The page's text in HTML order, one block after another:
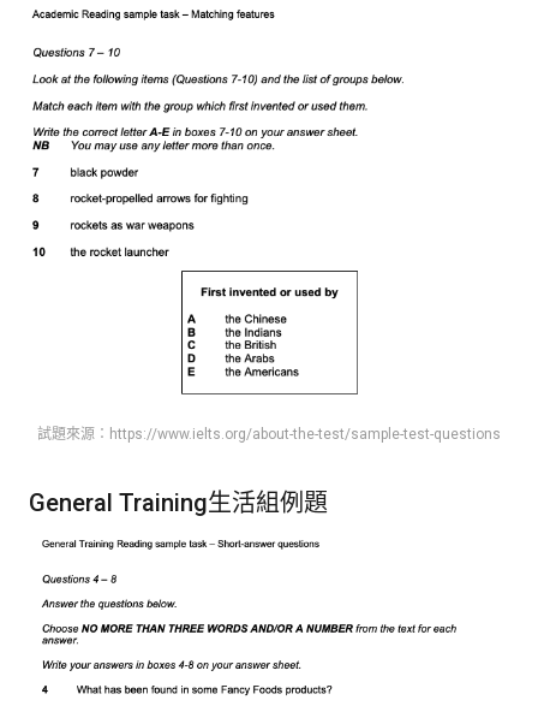
試題來源：https://www.ielts.org/about-the-test/sample-test-questions
General Training生活組例題